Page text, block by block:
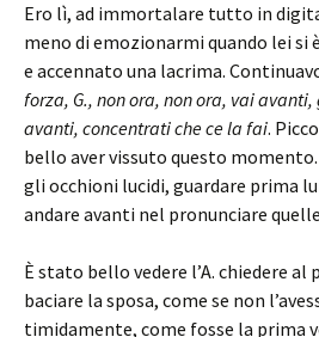
Ero lì, ad immortalare tutto in
meno di emozionarmi quando lei si
e accennato una lacrima.
forza, G., non ora, non ora, vai
avanti, concentrati che ce la fai.
bello aver vissuto questo
gli occhioni lucidi, guardare prima
andare avanti nel pronunciare
È stato bello vedere l’A. chiedere al
baciare la sposa, come se non
timidamente, come fosse la prima